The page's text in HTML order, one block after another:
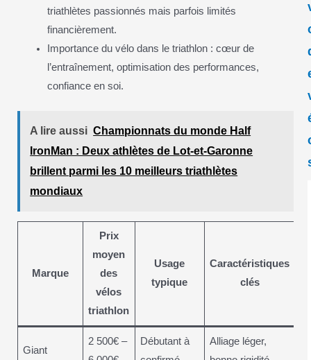
triathlètes passionnés mais parfois limités
financièrement.
Importance du vélo dans le triathlon : cœur de
l’entraînement, optimisation des performances,
confiance en soi.
A lire aussi Championnats du monde Half
IronMan : Deux athlètes de Lot-et-Garonne
brillent parmi les 10 meilleurs triathlètes
mondiaux
Marque
Prix
moyen
des
vélos
triathlon
Usage
typique
Caractéristiques
clés
Giant
2 500€ –
Débutant à
Alliage léger,